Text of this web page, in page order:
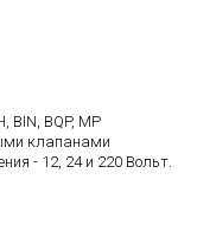
BIN, BQP, MP
клапанами
- 12, 24 и 220 Вольт.